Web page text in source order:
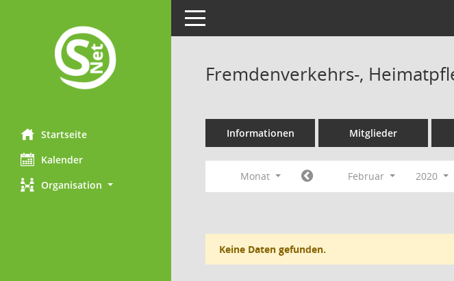
Startseite
Kalender
Organisation
Toggle navigation
Fremdenverkehrs-,
Informationen Mitglieder
Monat Februar 2020
Keine Daten gefunden.